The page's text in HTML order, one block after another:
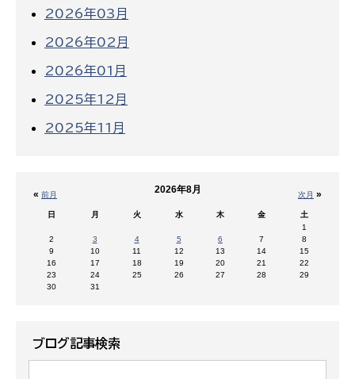
2026年03月
2026年02月
2026年01月
2025年12月
2025年11月
« 前月 次月 »
2026年8月
日 月 火 水 木 金
土
1
2
3 4 5 6 7
8
9
10 11 12 13 14
15
16
17 18 19 20 21
22
23
24 25 26 27 28
29
30
31
ブログ記事検索